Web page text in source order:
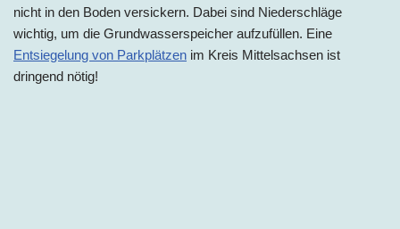
nicht in den Boden versickern. Dabei sind Niederschläge
wichtig, um die Grundwasserspeicher aufzufüllen. Eine
Entsiegelung von Parkplätzen im Kreis Mittelsachsen ist
dringend nötig!